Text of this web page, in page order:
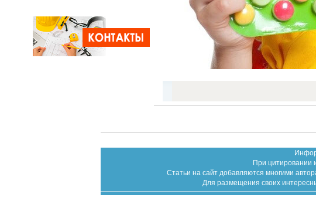
При цитировании
Статьи на сайт добавляются многими
Для размещения своих